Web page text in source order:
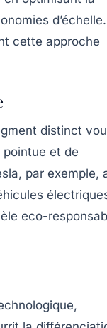
d’échelle.
cette approche
distinct
et de
par exemple,
eco-